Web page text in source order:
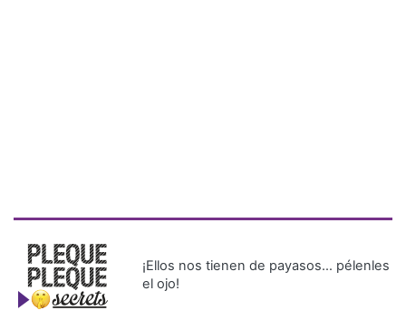
¡Ellos nos tienen de payasos… pélenles
el ojo!